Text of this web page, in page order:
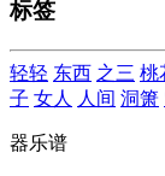
标签
轻轻 东西 之三 桃
子 女人 人间 洞箫
器乐谱